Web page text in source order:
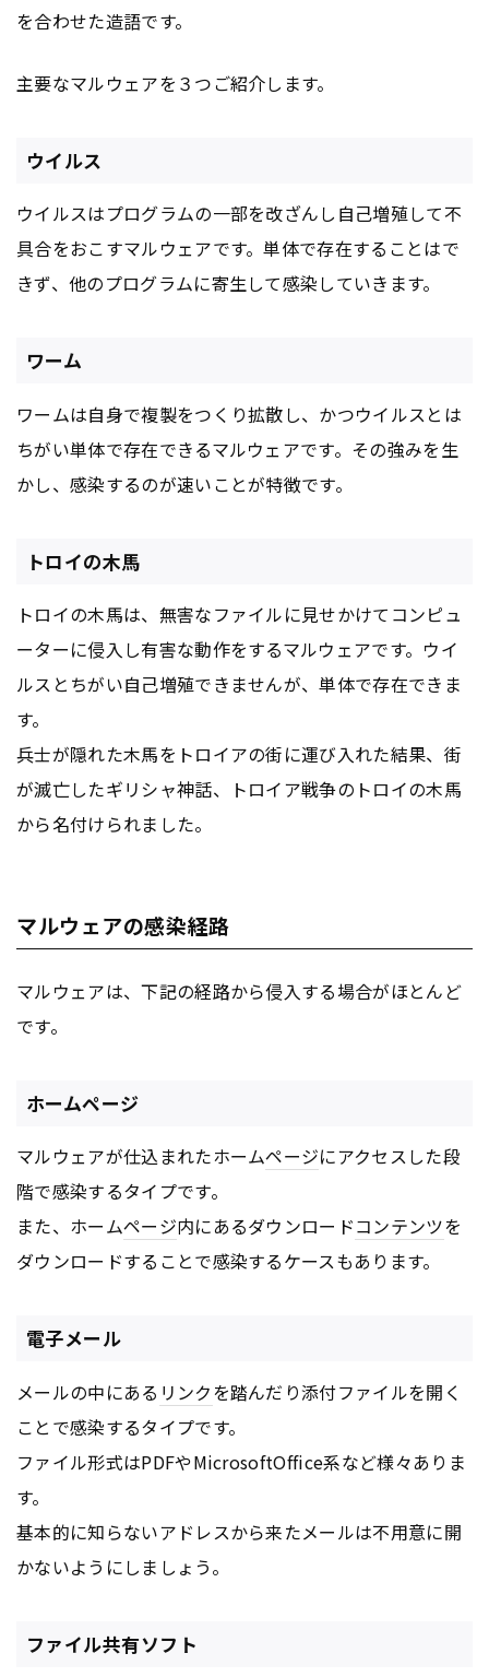
を合わせた造語です。
主要なマルウェアを３つご紹介します。
ウイルス
ウイルスはプログラムの一部を改ざんし自己増殖して不
具合をおこすマルウェアです。単体で存在することはで
きず、他のプログラムに寄生して感染していきます。
ワーム
ワームは自身で複製をつくり拡散し、かつウイルスとは
ちがい単体で存在できるマルウェアです。その強みを生
かし、感染するのが速いことが特徴です。
トロイの木馬
トロイの木馬は、無害なファイルに見せかけてコンピュ
ーターに侵入し有害な動作をするマルウェアです。ウイ
ルスとちがい自己増殖できませんが、単体で存在できま
す。
兵士が隠れた木馬をトロイアの街に運び入れた結果、街
が滅亡したギリシャ神話、トロイア戦争のトロイの木馬
から名付けられました。
マルウェアの感染経路
マルウェアは、下記の経路から侵入する場合がほとんど
です。
ホームページ
マルウェアが仕込まれたホームページにアクセスした段
階で感染するタイプです。
また、ホームページ内にあるダウンロードコンテンツを
ダウンロードすることで感染するケースもあります。
電子メール
メールの中にある リンクを踏んだり添付ファイルを開く
ことで感染するタイプです。
ファイル形式はPDFやMicrosoftOffice系など様々ありま
す。
基本的に知らないアドレスから来たメールは不用意に開
かないようにしましょう。
ファイル共有ソフト